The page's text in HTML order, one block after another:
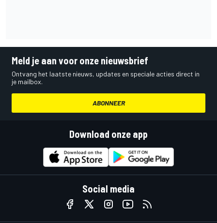
Meld je aan voor onze nieuwsbrief
Ontvang het laatste nieuws, updates en speciale acties direct in
je mailbox.
ABONNEER
Download onze app
Social media